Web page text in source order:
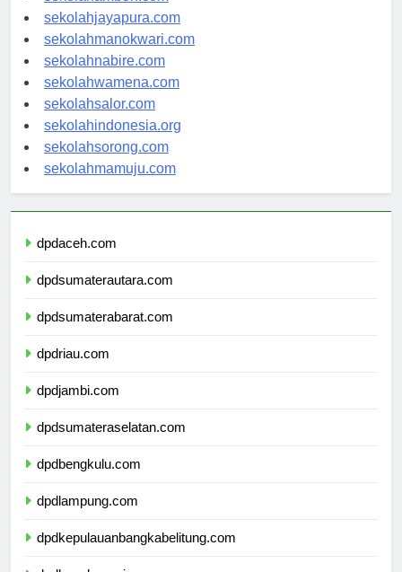
sekolahambon.com
sekolahjayapura.com
sekolahmanokwari.com
sekolahnabire.com
sekolahwamena.com
sekolahsalor.com
sekolahindonesia.org
sekolahsorong.com